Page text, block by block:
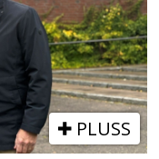
PLUSS